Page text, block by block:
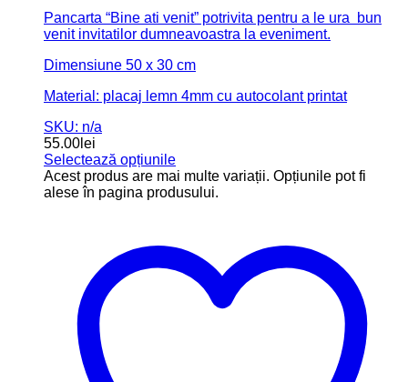
Pancarta “Bine ati venit” potrivita pentru a le ura bun
venit invitatilor dumneavoastra la eveniment.
Dimensiune 50 x 30 cm
Material: placaj lemn 4mm cu autocolant printat
SKU: n/a
55.00 lei
Selectează opțiunile
Acest produs are mai multe variații. Opțiunile pot fi
alese în pagina produsului.